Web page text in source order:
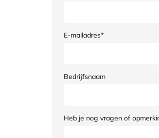
E-mailadres*
Bedrijfsnaam
Heb je nog vragen of